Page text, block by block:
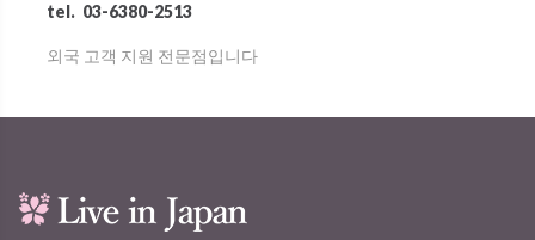
tel. 03-6380-2513
외국 고객 지원 전문점입니다